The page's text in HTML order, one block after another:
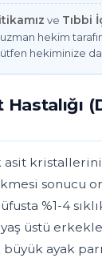
ve Tıbbi
uzman hekim
hekiminize
sonucu
%1-4
üstü
ayak